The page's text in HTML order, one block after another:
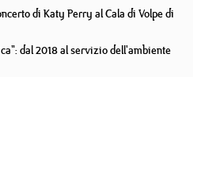
di Katy Perry al Cala di Volpe di
dal 2018 al servizio dell'ambiente